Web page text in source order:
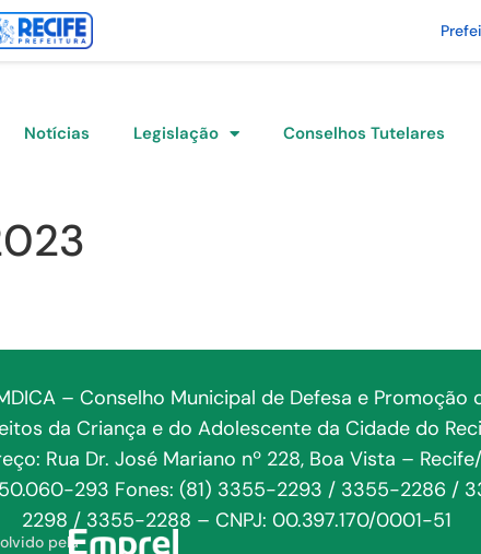
Notícias Legislação Conselhos Tutelares
– Conselho Municipal de Defesa e Promoção
da Criança e do Adolescente da Cidade do
Rua Dr. José Mariano nº 228, Boa Vista –
50.060-293 Fones: (81) 3355-2293 / 3355-2286 /
2298 / 3355-2288 – CNPJ: 00.397.170/0001-51
pela